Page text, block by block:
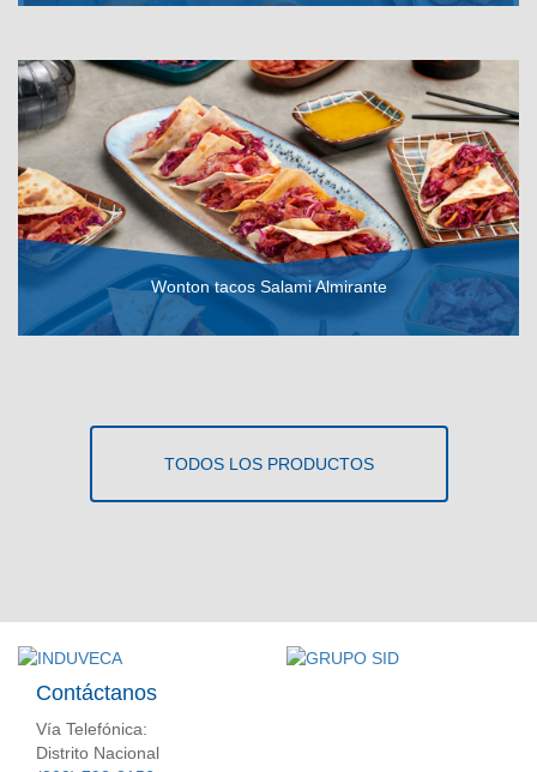
Wonton tacos Salami Almirante
TODOS LOS PRODUCTOS
Contáctanos
Vía Telefónica:
Distrito Nacional